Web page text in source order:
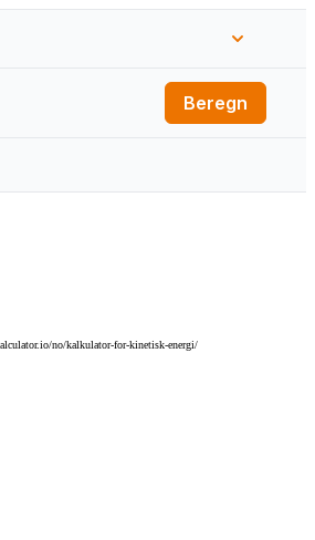
no/kalkulator-for-kinetisk-energi/